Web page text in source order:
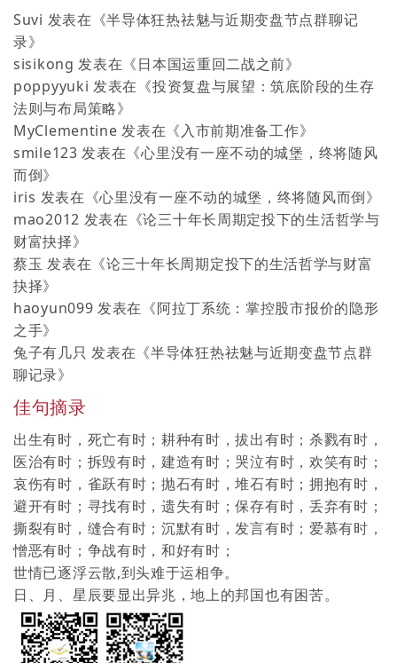
Suvi 发表在《半导体狂热祛魅与近期变盘节点群聊记
录》
sisikong 发表在《日本国运重回二战之前》
poppyyuki 发表在《投资复盘与展望：筑底阶段的生存
法则与布局策略》
MyClementine 发表在《入市前期准备工作》
smile123 发表在《心里没有一座不动的城堡，终将随风
而倒》
iris 发表在《心里没有一座不动的城堡，终将随风而倒》
mao2012 发表在《论三十年长周期定投下的生活哲学与
财富抉择》
蔡玉 发表在《论三十年长周期定投下的生活哲学与财富
抉择》
haoyun099 发表在《阿拉丁系统：掌控股市报价的隐形
之手》
兔子有几只 发表在《半导体狂热祛魅与近期变盘节点群
聊记录》
佳句摘录
出生有时，死亡有时；耕种有时，拔出有时；杀戮有时，
医治有时；拆毁有时，建造有时；哭泣有时，欢笑有时；
哀伤有时，雀跃有时；抛石有时，堆石有时；拥抱有时，
避开有时；寻找有时，遗失有时；保存有时，丢弃有时；
撕裂有时，缝合有时；沉默有时，发言有时；爱慕有时，
憎恶有时；争战有时，和好有时；
世情已逐浮云散,到头难于运相争。
日、月、星辰要显出异兆，地上的邦国也有困苦。